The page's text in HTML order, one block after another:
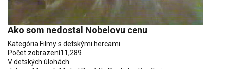
Ako som nedostal Nobelovu cenu
Kategória Filmy s detskými hercami
Počet zobrazení11,289
V detských úlohách